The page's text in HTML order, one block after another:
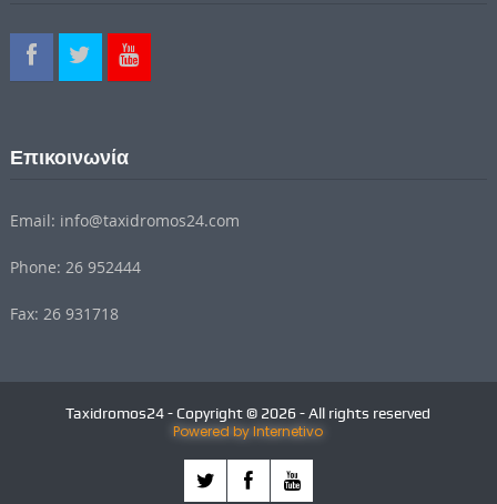
Επικοινωνία
Email: info@taxidromos24.com
Phone: 26 952444
Fax: 26 931718
Taxidromos24 - Copyright © 2026 - All rights reserved
Powered by Internetivo